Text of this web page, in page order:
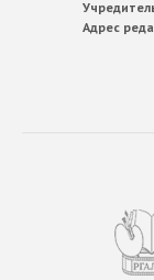
Адрес